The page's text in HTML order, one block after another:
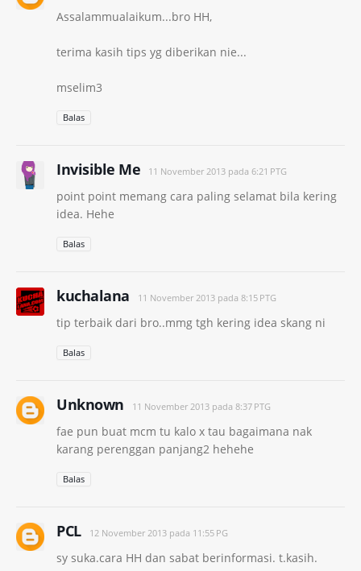
Assalammualaikum...bro HH,
terima kasih tips yg diberikan nie...
mselim3
Balas
Invisible Me 11 November 2013 pada 6:21 PTG
point point memang cara paling selamat bila kering
idea. Hehe
Balas
kuchalana 11 November 2013 pada 8:15 PTG
tip terbaik dari bro..mmg tgh kering idea skang ni
Balas
Unknown 11 November 2013 pada 8:37 PTG
fae pun buat mcm tu kalo x tau bagaimana nak
karang perenggan panjang2 hehehe
Balas
PCL 12 November 2013 pada 11:55 PG
sy suka.cara HH dan sabat berinformasi. t.kasih.